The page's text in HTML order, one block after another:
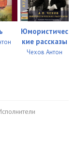
Юмористичес
кие рассказы
Чехов Антон